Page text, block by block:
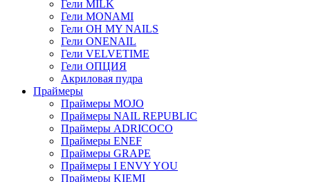
Гели MILK
Гели MONAMI
Гели OH MY NAILS
Гели ONENAIL
Гели VELVETIME
Гели ОПЦИЯ
Акриловая пудра
Праймеры
Праймеры MOJO
Праймеры NAIL REPUBLIC
Праймеры ADRICOCO
Праймеры ENEF
Праймеры GRAPE
Праймеры I ENVY YOU
Праймеры KIEMI